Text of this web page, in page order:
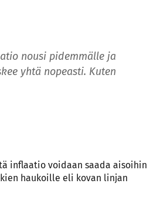
nousi pidemmälle ja
yhtä nopeasti. Kuten
inflaatio voidaan saada aisoihin
haukoille eli kovan linjan